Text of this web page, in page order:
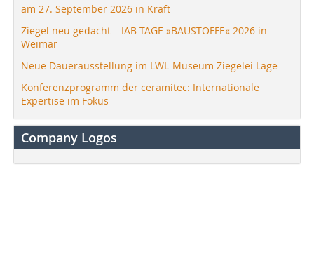
am 27. September 2026 in Kraft
Ziegel neu gedacht – IAB-TAGE »BAUSTOFFE« 2026 in
Weimar
Neue Dauerausstellung im LWL-Museum Ziegelei Lage
Konferenzprogramm der ceramitec: Internationale
Expertise im Fokus
Company Logos